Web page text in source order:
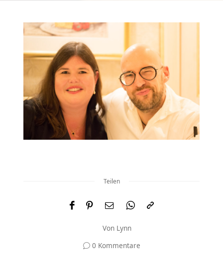
Teilen
Von Lynn
0 Kommentare